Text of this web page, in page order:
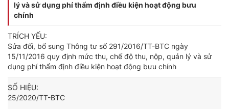
lý và sử dụng phí thẩm định điều kiện hoạt động bưu
chính
TRÍCH YẾU:
Sửa đổi, bổ sung Thông tư số 291/2016/TT-BTC ngày
15/11/2016 quy định mức thu, chế độ thu, nộp, quản lý và sử
dụng phí thẩm định điều kiện hoạt động bưu chính
SỐ HIỆU:
25/2020/TT-BTC